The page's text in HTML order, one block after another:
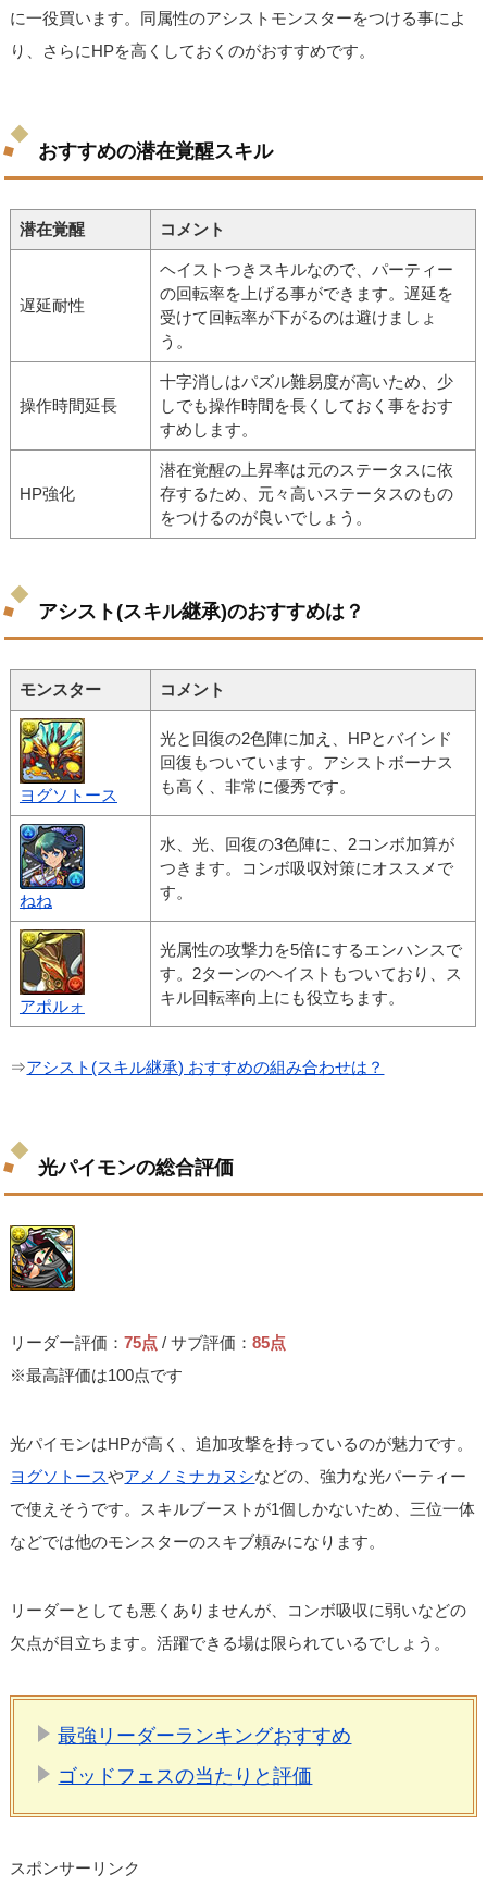
に一役買います。同属性のアシストモンスターをつける事によ
り、さらにHPを高くしておくのがおすすめです。
おすすめの潜在覚醒スキル
潜在覚醒 コメント
遅延耐性
ヘイストつきスキルなので、パーティー
の回転率を上げる事ができます。遅延を
受けて回転率が下がるのは避けましょ
う。
操作時間延長
十字消しはパズル難易度が高いため、少
しでも操作時間を長くしておく事をおす
すめします。
HP強化
潜在覚醒の上昇率は元のステータスに依
存するため、元々高いステータスのもの
をつけるのが良いでしょう。
アシスト(スキル継承)のおすすめは？
モンスター コメント
ヨグソトース
光と回復の2色陣に加え、HPとバインド
回復もついています。アシストボーナス
も高く、非常に優秀です。
ねね
水、光、回復の3色陣に、2コンボ加算が
つきます。コンボ吸収対策にオススメで
す。
アポルォ
光属性の攻撃力を5倍にするエンハンスで
す。2ターンのヘイストもついており、ス
キル回転率向上にも役立ちます。
⇒アシスト(スキル継承) おすすめの組み合わせは？
光パイモンの総合評価
リーダー評価：75点 / サブ評価：85点
※最高評価は100点です
光パイモンはHPが高く、追加攻撃を持っているのが魅力です。
ヨグソトースやアメノミナカヌシなどの、強力な光パーティー
で使えそうです。スキルブーストが1個しかないため、三位一体
などでは他のモンスターのスキブ頼みになります。
リーダーとしても悪くありませんが、コンボ吸収に弱いなどの
欠点が目立ちます。活躍できる場は限られているでしょう。
最強リーダーランキングおすすめ
ゴッドフェスの当たりと評価
スポンサーリンク